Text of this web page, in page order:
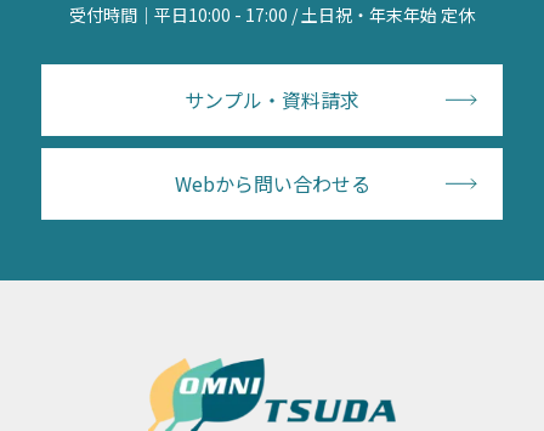
受付時間｜平日10:00 - 17:00 / 土日祝・年末年始 定休
サンプル・資料請求
Webから問い合わせる